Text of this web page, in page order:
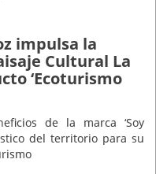
impulsa la
Cultural La
‘Ecoturismo
de la marca ‘Soy
del territorio para su